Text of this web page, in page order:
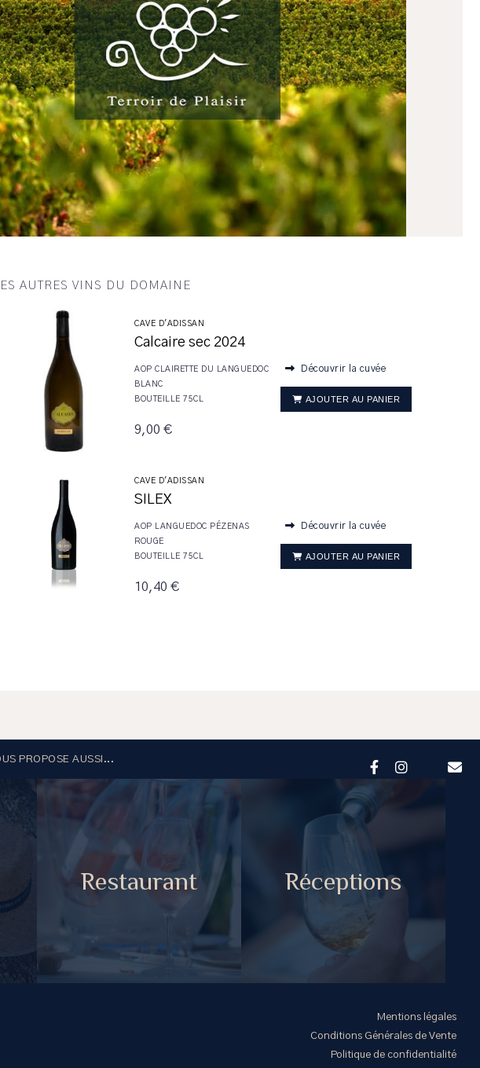
AUTRES VINS DU DOMAINE
CAVE D'ADISSAN
Calcaire sec 2024
AOP CLAIRETTE DU LANGUEDOC
BLANC
BOUTEILLE 75CL
9,00 €
Découvrir la cuvée
AJOUTER AU PANIER
CAVE D'ADISSAN
SILEX
AOP LANGUEDOC PÉZENAS
ROUGE
BOUTEILLE 75CL
10,40 €
Découvrir la cuvée
AJOUTER AU PANIER
PROPOSE AUSSI...
Restaurant Réceptions
Mentions légales
Conditions Générales de Vente
Politique de confidentialité